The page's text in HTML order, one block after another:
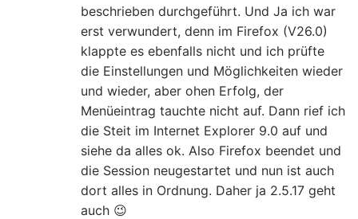
beschrieben durchgeführt. Und Ja ich war
erst verwundert, denn im Firefox (V26.0)
klappte es ebenfalls nicht und ich prüfte
die Einstellungen und Möglichkeiten wieder
und wieder, aber ohen Erfolg, der
Menüeintrag tauchte nicht auf. Dann rief ich
die Steit im Internet Explorer 9.0 auf und
siehe da alles ok. Also Firefox beendet und
die Session neugestartet und nun ist auch
dort alles in Ordnung. Daher ja 2.5.17 geht
auch 😉